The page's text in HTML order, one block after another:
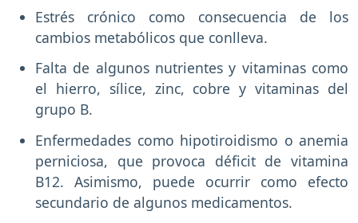
Estrés crónico como consecuencia de los
cambios metabólicos que conlleva.
Falta de algunos nutrientes y vitaminas como
el hierro, sílice, zinc, cobre y vitaminas del
grupo B.
Enfermedades como hipotiroidismo o anemia
perniciosa, que provoca déficit de vitamina
B12. Asimismo, puede ocurrir como efecto
secundario de algunos medicamentos.